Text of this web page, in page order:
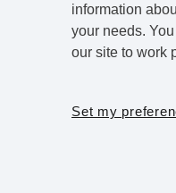
jedoch durch
Führen zu
Behandlung mit
information
your needs.
our site to work
Set my